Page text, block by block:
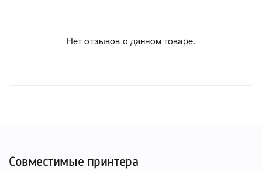
Нет отзывов о данном товаре.
Совместимые принтера